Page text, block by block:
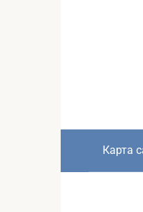
Карта